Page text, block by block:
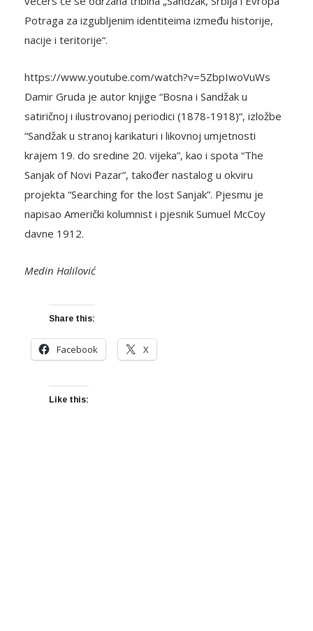
Potraga za izgubljenim identiteima između historije,
nacije i teritorije“.
https://www.youtube.com/watch?v=5ZbpIwoVuWs
Damir Gruda je autor knjige “Bosna i Sandžak u
satiričnoj i ilustrovanoj periodici (1878-1918)“, izložbe
“Sandžak u stranoj karikaturi i likovnoj umjetnosti
krajem 19. do sredine 20. vijeka”, kao i spota “The
Sanjak of Novi Pazar”, također nastalog u okviru
projekta “Searching for the lost Sanjak”. Pjesmu je
napisao Američki kolumnist i pjesnik Sumuel McCoy
davne 1912.
Medin Halilović
Share this:
Facebook X
Like this: